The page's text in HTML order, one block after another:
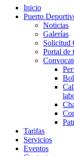
Inicio
Puerto
Noticias
Galerías
Solicitud
Portal de
Tarifas
Servicios
Eventos